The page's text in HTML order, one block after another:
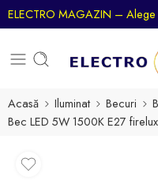
ELECTRO MAGAZIN – Alege
Acasă Iluminat Becuri
Bec LED 5W 1500K E27